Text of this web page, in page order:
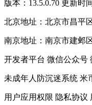
版本：13.5.0.70 更新时
北京地址：北京市昌平
南京地址：南京市建邺
开发者平台 微信公众号
未成年人防沉迷系统 米
用户应用权限 隐私协议